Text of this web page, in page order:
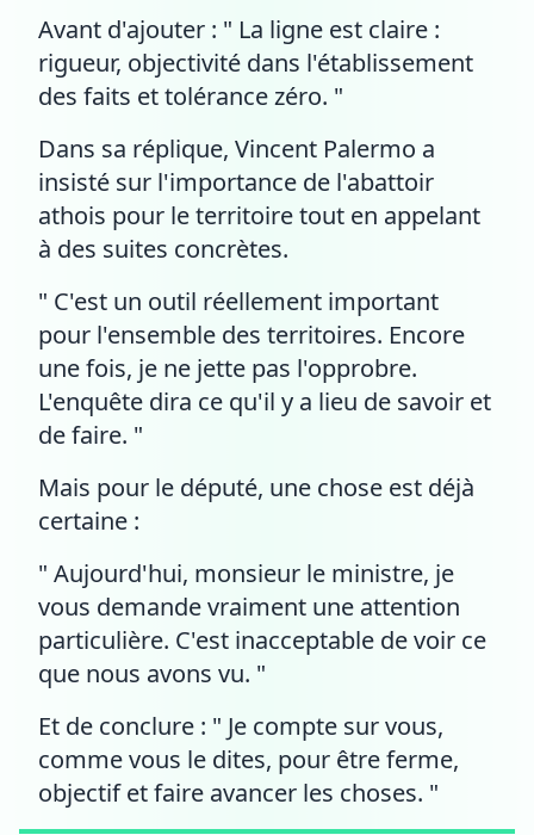
Avant d'ajouter : " La ligne est claire :
rigueur, objectivité dans l'établissement
des faits et tolérance zéro. "
Dans sa réplique, Vincent Palermo a
insisté sur l'importance de l'abattoir
athois pour le territoire tout en appelant
à des suites concrètes.
" C'est un outil réellement important
pour l'ensemble des territoires. Encore
une fois, je ne jette pas l'opprobre.
L'enquête dira ce qu'il y a lieu de savoir et
de faire. "
Mais pour le député, une chose est déjà
certaine :
" Aujourd'hui, monsieur le ministre, je
vous demande vraiment une attention
particulière. C'est inacceptable de voir ce
que nous avons vu. "
Et de conclure : " Je compte sur vous,
comme vous le dites, pour être ferme,
objectif et faire avancer les choses. "